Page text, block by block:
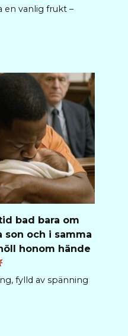
en vanlig frukt –
bad bara om
och i samma
honom hände
fylld av spänning